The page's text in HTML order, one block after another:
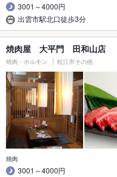
3001～4000円
出雲市駅北口徒歩3分
焼肉屋 大平門 田和山店
焼肉・ホルモン 松江市その他
焼肉
3001～4000円